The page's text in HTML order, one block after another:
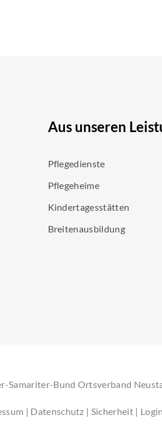
Aus unseren
Pflegedienste
Pflegeheime
Kindertagesstätten
Breitenausbildung
Samariter-Bund Ortsverband
| Datenschutz | Sicherheit | Login